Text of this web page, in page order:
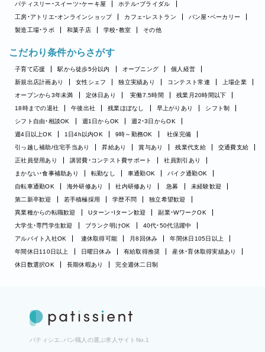
パティスリー・スイーツ・ケーキ屋
ホテル・ブライダル
工房・アトリエ・オンラインショップ
カフェ・レストラン
パン屋・ベーカリー
製造工場・ラボ
和菓子店 学校・教室 その他
こだわり条件からさがす
子育て応援 駅から徒歩5分以内 オープニング
個人経営
新規出店計画あり
女性シェフ 独立実績あり コンテスト常連
上場企業
オープンから3年未満
定休日あり 実働7.5時間
残業月20時間以下
18時までの退社
午後出社 残業ほぼなし 早上がりあり
シフト制
シフト自由・相談OK
週1日からOK
週2・3日からOK
週4日以上OK
1日4h以内OK 9時～勤務OK
社保完備
引っ越し補助/住宅手当あり
昇給あり 賞与あり 残業代支給
交通費支給
正社員登用あり
講習費・コンテスト費サポート
社員割引あり
まかない・食事補助あり
転勤なし 車通勤OK
バイク通勤OK
自転車通勤OK
海外研修あり 社内研修あり 急募
未経験歓迎
第二新卒歓迎
若手積極採用 学歴不問
独立希望歓迎
異業種からの転職歓迎
Uターン・Iターン歓迎
副業・WワークOK
大学生・専門学生歓迎
ブランク明けOK
40代・50代活躍中
アルバイト入社OK
連休取得可能 月8回休み
年間休日105日以上
年間休日110日以上
日曜日休み 有給取得推奨
産休・育休取得実績あり
休日数選択OK
長期休暇あり 完全週休二日制
パティシエ、パン職人の選ぶ求人サイトNo.1